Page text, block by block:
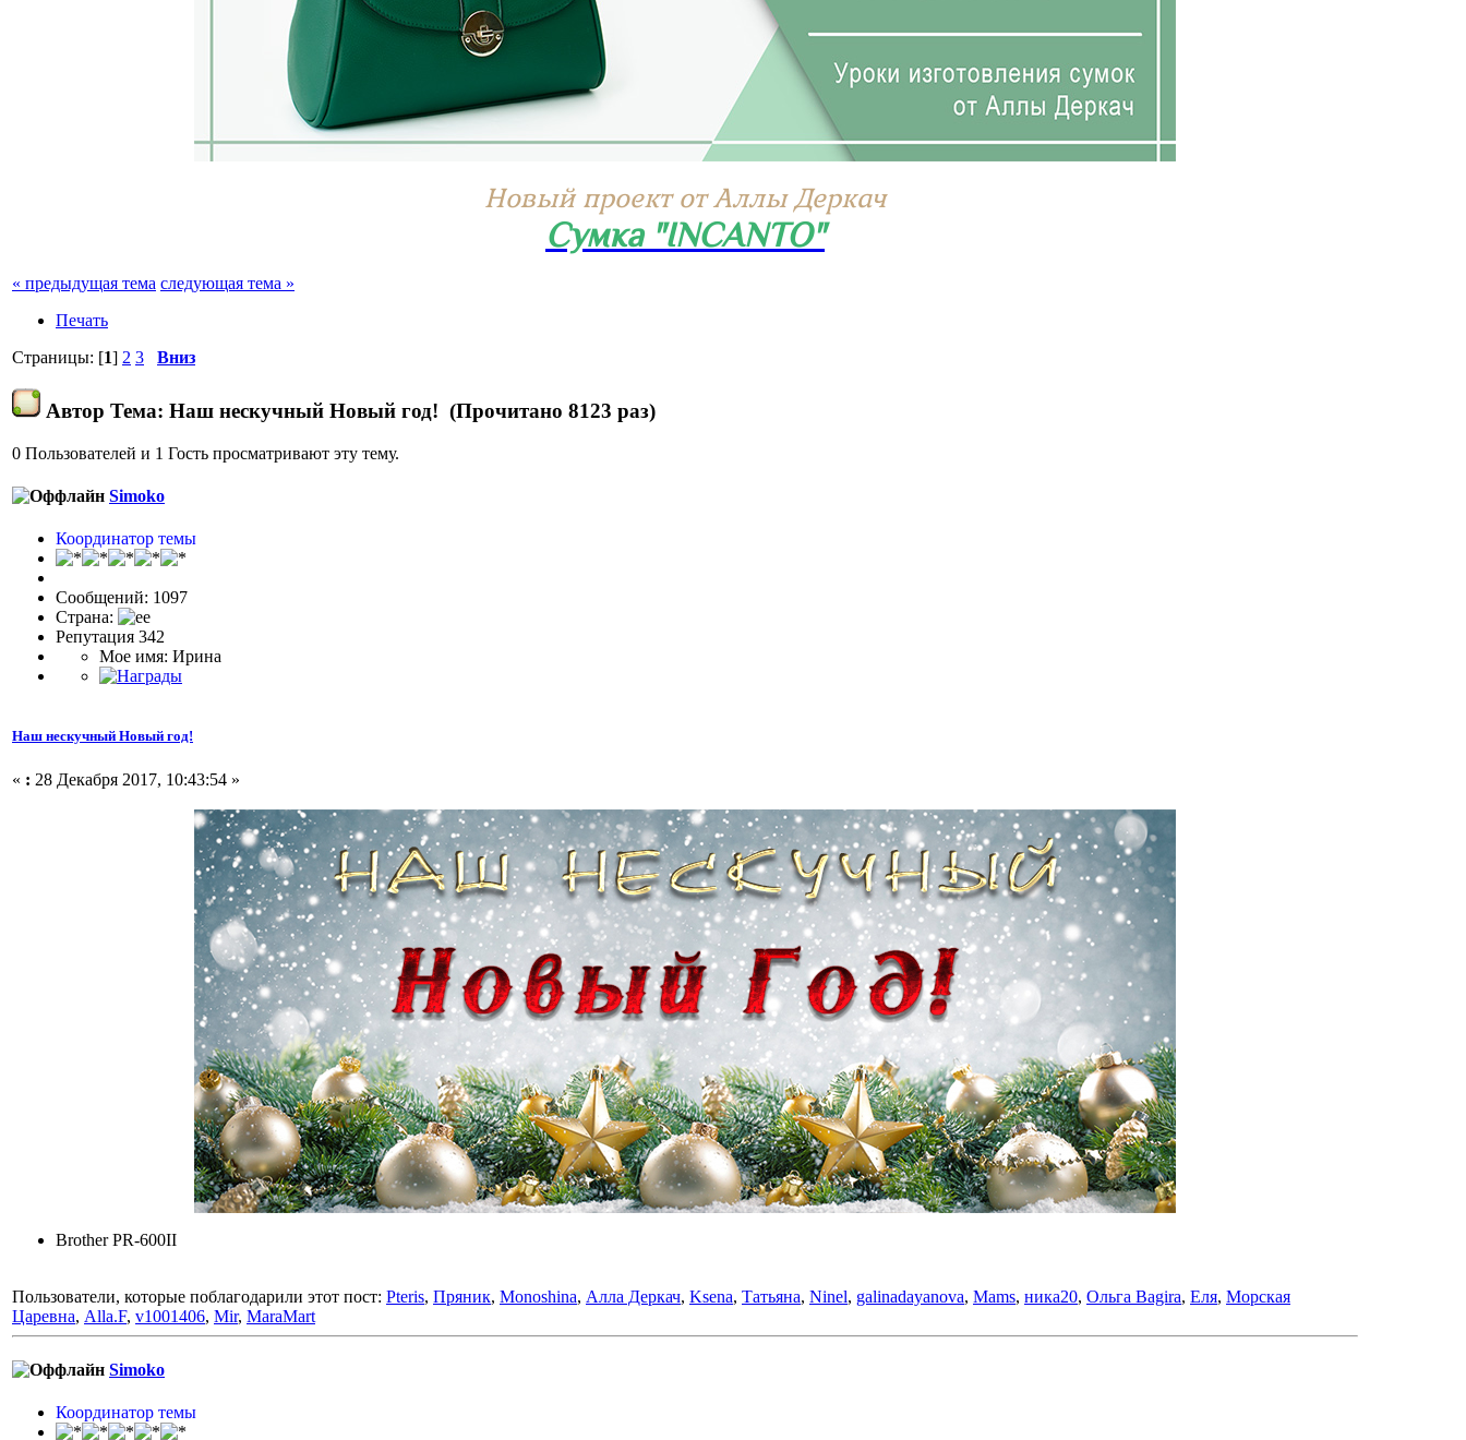
Новый проект от Аллы Деркач
Сумка "INCANTO"
« предыдущая тема следующая тема »
Печать
Страницы: [1] 2 3 Вниз
Автор Тема: Наш нескучный Новый год! (Прочитано 8123 раз)
0 Пользователей и 1 Гость просматривают эту тему.
Simoko
Координатор темы
Сообщений: 1097
Страна:
Репутация 342
Мое имя: Ирина
Наш нескучный Новый год!
« : 28 Декабря 2017, 10:43:54 »
Brother PR-600II
Пользователи, которые поблагодарили этот пост: Pteris, Пряник, Monoshina, Алла Деркач, Ksena, Татьяна, Ninel, galinadayanova, Mams, ника20, Ольга Bagira, Еля, Морская
Царевна, Alla.F, v1001406, Mir, MaraMart
Simoko
Координатор темы